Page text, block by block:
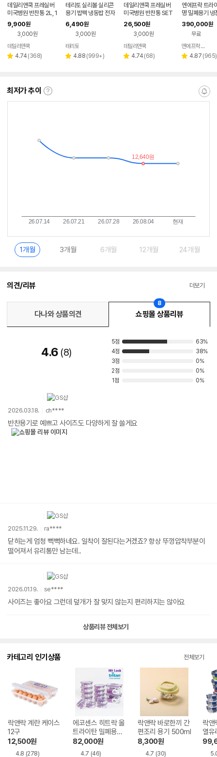
데일리앤쿡 프레실버
미국병원 반찬통 2L, 1
개
9,900원
3,000원
데일리앤쿡
별 4.74 리
(368)
테리토 실리볼 실리콘
용기 밥팩 냉동밥 전자
레인지 밀폐 반찬통 스
팀홀 소분용기 350ml
6,490원
3,000원
테리토
별 4.88 리
(999+)
데일리앤쿡 프레실버
미국병원 반찬통 SET
1 530ml 5개
26,500원
3,000원
데일리앤쿡
별 4.74 리
(68)
엔에프락 트라
명 밀폐용기 냉
리 보관 반찬통
음전 20종, 프
풀세트 30개,
390,000원
무료
엔에프락 공식 온라인스토어
별 4.87 리
(965)
최저가 추이
최
알
1개월 3개월 6개월 12개월 24개월
의견/리뷰 더보기
다나와 상품의견 쇼핑몰 상품리뷰
8
4.6 8
5점
63%
4점
38%
3점
0%
2점
0%
1점
0%
2026.03.18. ch****
반찬용기로 예쁘고 사이즈도 다양하게 잘 쓸게요
2025.11.29. ra****
닫히는게 엄청 뻑뻑하네요. 일착이 잘된다는거겠죠? 항상 뚜껑압착부분이
떨어져서 유리통만 남는데..
2026.01.19. se****
사이즈는 좋아요 그런데 덮개가 잘 맞지 않는지 편리하지는 않아요
상품리뷰 전체보기
카테고리 인기상품 전체보기
락앤락 계란 케이스
12구
12,500원
4.8 (278)
에코센스 히트락 올
트라이탄 밀폐용기
14종 세트
82,000원
4.7 (46)
락앤락 바로한끼 간
편조리 용기 500ml
8,300원
4.7 (30)
락앤
열유